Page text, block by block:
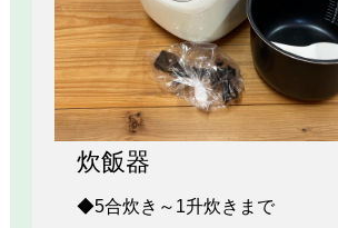
炊飯器
◆5合炊き～1升炊きまで